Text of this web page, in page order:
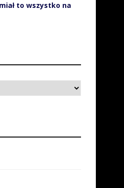
to wszystko na